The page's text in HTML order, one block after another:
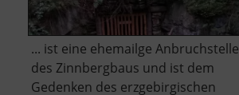
... ist eine ehemailge Anbruchstelle
des Zinnbergbaus und ist dem
Gedenken des erzgebirgischen